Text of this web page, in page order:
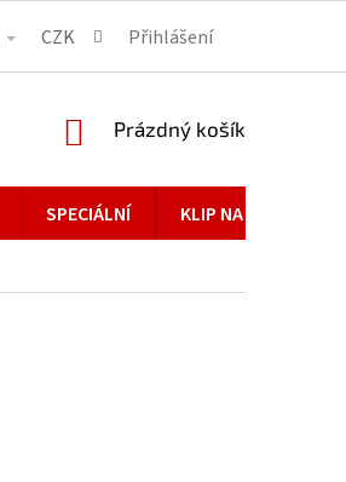
CZK Přihlášení
NÁKUPNÍ
Prázdný košík
SPECIÁLNÍ KLIP NA BRÝLE